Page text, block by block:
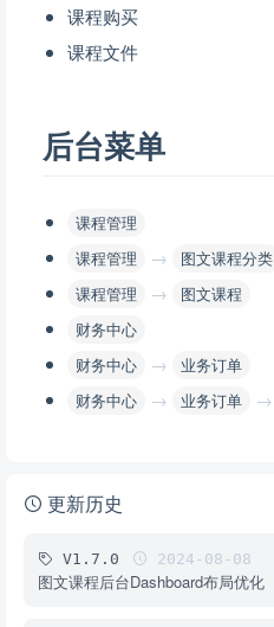
课程购买
课程文件
后台菜单
课程管理
课程管理
→
图文课程分类
课程管理
→
图文课程
财务中心
财务中心
→
业务订单
财务中心
→ 业务订单 →
更新历史
V1.7.0 2024-08-08
图文课程后台Dashboard布局优化